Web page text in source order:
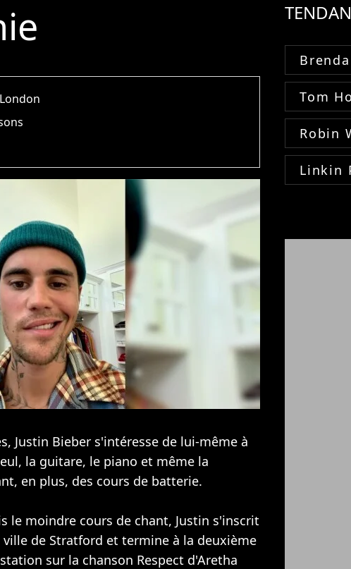
Justin Bieber s'intéresse de lui-même à
la guitare, le piano et même la
en plus, des cours de batterie.
le moindre cours de chant, Justin s'inscrit
de Stratford et termine à la deuxième
sur la chanson Respect d'Aretha
Tom
Robin
Linkin